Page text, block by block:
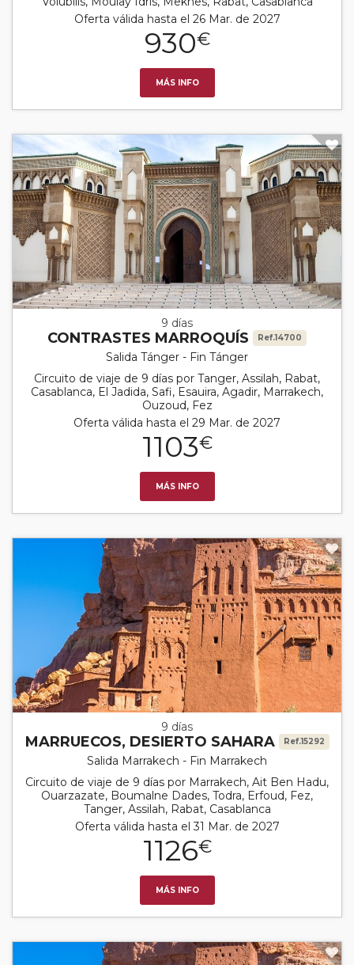
Oferta válida hasta el 26 Mar. de 2027
930€
MÁS INFO
9 días
CONTRASTES MARROQUÍS Ref.14700
Salida Tánger - Fin Tánger
Circuito de viaje de 9 días por Tanger, Assilah, Rabat,
Casablanca, El Jadida, Safi, Esauira, Agadir, Marrakech,
Ouzoud, Fez
Oferta válida hasta el 29 Mar. de 2027
1103€
MÁS INFO
9 días
MARRUECOS, DESIERTO SAHARA Ref.15292
Salida Marrakech - Fin Marrakech
Circuito de viaje de 9 días por Marrakech, Ait Ben Hadu,
Ouarzazate, Boumalne Dades, Todra, Erfoud, Fez,
Tanger, Assilah, Rabat, Casablanca
Oferta válida hasta el 31 Mar. de 2027
1126€
MÁS INFO